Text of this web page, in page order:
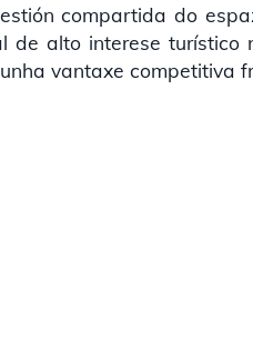
compartida do
alto interese turístico
vantaxe competitiva